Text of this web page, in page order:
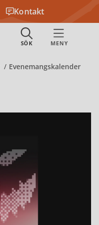
Kontakt
Evenemangskalender